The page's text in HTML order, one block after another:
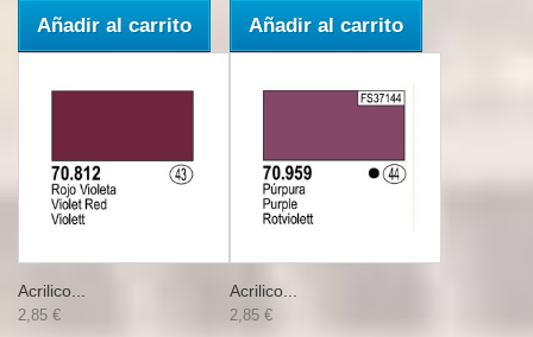
Añadir al carrito Añadir al carrito
Acrilico...
2,85 €
Acrilico...
2,85 €